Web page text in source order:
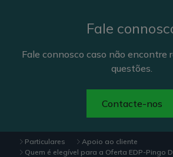
Fale
Fale connosco caso não encontre
questões.
Contacte-nos
Particulares
Apoio ao cliente
Quem é elegível para a Oferta EDP-Pingo